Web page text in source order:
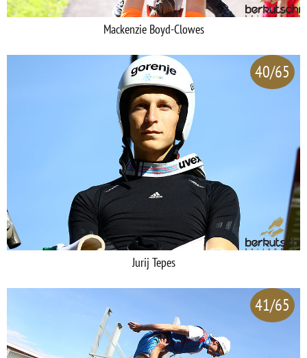
Mackenzie Boyd-Clowes
40/65
Jurij Tepes
41/65